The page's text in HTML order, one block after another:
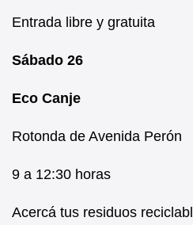
Entrada libre y gratuita
Sábado 26
Eco Canje
Rotonda de Avenida Perón
9 a 12:30 horas
Acercá tus residuos